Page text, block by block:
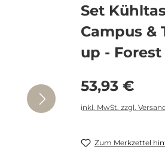
Set
Campus &
up -
Regulärer Preis:
53,93 €
inkl. MwSt. zzgl.
Zum Merkzettel